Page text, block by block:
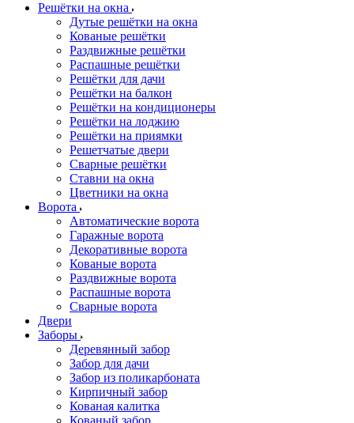
Решётки на окна
Дутые решётки на окна
Кованые решётки
Раздвижные решётки
Распашные решётки
Решётки для дачи
Решётки на балкон
Решётки на кондиционеры
Решётки на лоджию
Решётки на приямки
Решетчатые двери
Сварные решётки
Ставни на окна
Цветники на окна
Ворота
Автоматические ворота
Гаражные ворота
Декоративные ворота
Кованые ворота
Раздвижные ворота
Распашные ворота
Сварные ворота
Двери
Заборы
Деревянный забор
Забор для дачи
Забор из поликарбоната
Кирпичный забор
Кованая калитка
Кованый забор